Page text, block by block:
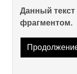
Данный
фрагментом.